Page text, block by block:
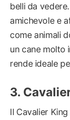
belli da
amichevole e
come animali
un cane molto
rende ideale
Il Cavalier